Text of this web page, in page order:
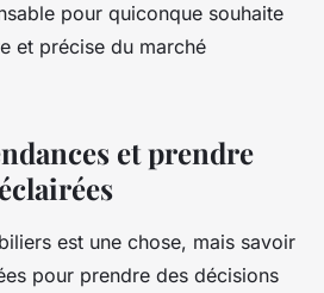
pour quiconque souhaite
et précise du marché
et prendre
est une chose, mais savoir
pour prendre des décisions